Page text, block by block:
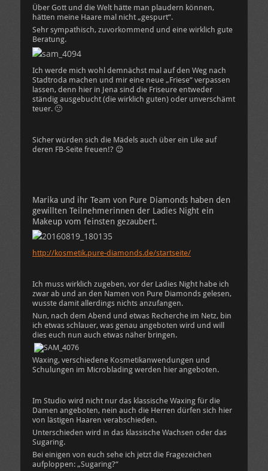
Über Gott und die Welt hätte man plaudern können,
hätten meine Haare mal nicht „gespurt“.
Sehr sympathisch, zuvorkommend und eine wirklich gute
Beratung.
Ich werde mich wohl demnächst mal auf den Weg nach
Stadtroda machen und mir eine neue „Friese“ verpassen
lassen, denn hier in Jena sind die Friseure entweder
ständig ausgebucht (die wirklich guten) oder unverschämt
teuer. 🙁
Sicher würden sich die Mädels auch über ein Like auf
deren FB-Seite freuen!? 😉
Marika und ihr Team von Pure Diamonds haben den
gewillten Teilnehmerinnen der Ladies Night ein
Makeup vom feinsten gezaubert.
http://kosmetik.pure-diamonds.de/startseite/
Ich muss wirklich zugeben, vor der Ladies Night habe ich
zwar ab und an den Namen von Pure Diamonds gelesen,
wusste damit allerdings nichts anzufangen.
Nun, nach dem Abend und etwas Recherche im Netz, bin
ich etwas schlauer, was genau angeboten wird und will
dies euch nun auch etwas näher bringen.
Waxing, verschiedene Kosmetikanwendungen und
Schulungen im Microblading werden hier angeboten.
Im Studio wird nicht nur das klassische Waxing für die
Damen angeboten, nein auch die Herren dürfen sich hier
von lästigen Haaren verabschieden.
Unterschieden wird in das klassische Wachsen oder das
Sugaring.
Bei einigen von euch sehe ich jetzt die Fragezeichen
aufploppen: „Sugaring?“